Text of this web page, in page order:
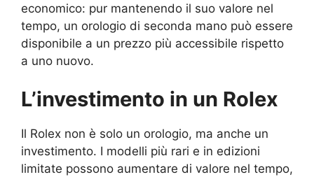
economico: pur mantenendo il suo valore nel
tempo, un orologio di seconda mano può essere
disponibile a un prezzo più accessibile rispetto
a uno nuovo.
L’investimento in un Rolex
Il Rolex non è solo un orologio, ma anche un
investimento. I modelli più rari e in edizioni
limitate possono aumentare di valore nel tempo,